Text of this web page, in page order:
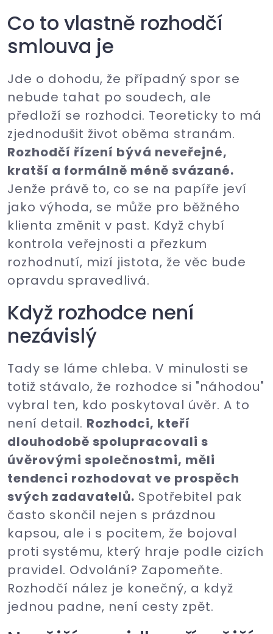
Co to vlastně rozhodčí
smlouva je
Jde o dohodu, že případný spor se
nebude tahat po soudech, ale
předloží se rozhodci. Teoreticky to má
zjednodušit život oběma stranám.
Rozhodčí řízení bývá neveřejné,
kratší a formálně méně svázané.
Jenže právě to, co se na papíře jeví
jako výhoda, se může pro běžného
klienta změnit v past. Když chybí
kontrola veřejnosti a přezkum
rozhodnutí, mizí jistota, že věc bude
opravdu spravedlivá.
Když rozhodce není
nezávislý
Tady se láme chleba. V minulosti se
totiž stávalo, že rozhodce si "náhodou"
vybral ten, kdo poskytoval úvěr. A to
není detail. Rozhodci, kteří
dlouhodobě spolupracovali s
úvěrovými společnostmi, měli
tendenci rozhodovat ve prospěch
svých zadavatelů. Spotřebitel pak
často skončil nejen s prázdnou
kapsou, ale i s pocitem, že bojoval
proti systému, který hraje podle cizích
pravidel. Odvolání? Zapomeňte.
Rozhodčí nález je konečný, a když
jednou padne, není cesty zpět.